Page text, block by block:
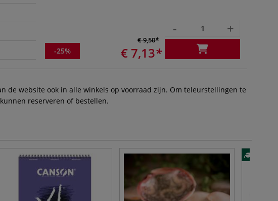
€ 9,50
€ 7,13
-25%
- +
de website ook in alle winkels op voorraad zijn. Om teleurstellingen te
reserveren of bestellen.